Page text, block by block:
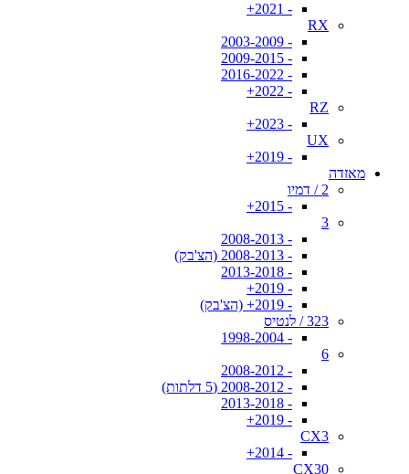
- 2021+
RX
- 2003-2009
- 2009-2015
- 2016-2022
- 2022+
RZ
- 2023+
UX
- 2019+
מאזדה
2 / דמיו
- 2015+
3
- 2008-2013
- 2008-2013 (הצ'בק)
- 2013-2018
- 2019+
- 2019+ (הצ'בק)
323 / לנטיס
- 1998-2004
6
- 2008-2012
- 2008-2012 (5 דלתות)
- 2013-2018
- 2019+
CX3
- 2014+
CX30